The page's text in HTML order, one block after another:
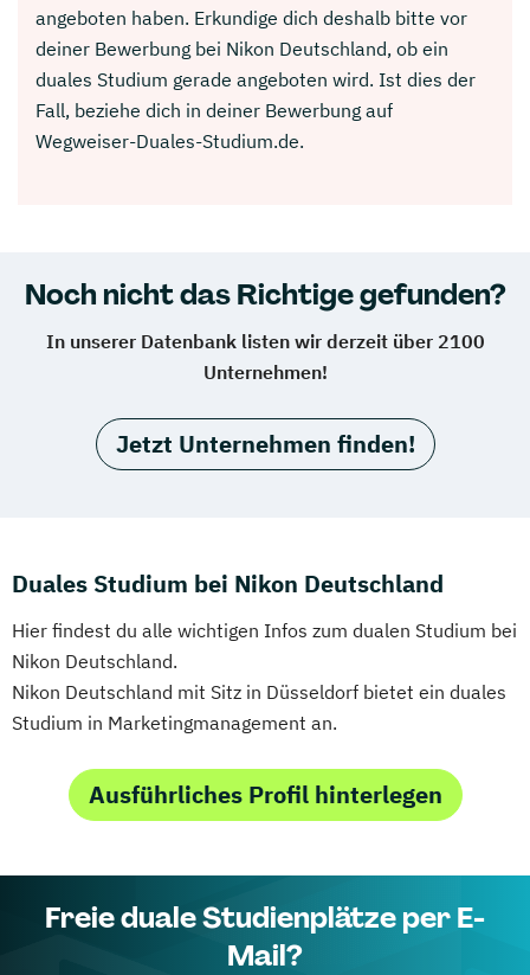
angeboten haben. Erkundige dich deshalb bitte vor
deiner Bewerbung bei Nikon Deutschland, ob ein
duales Studium gerade angeboten wird. Ist dies der
Fall, beziehe dich in deiner Bewerbung auf
Wegweiser-Duales-Studium.de.
Noch nicht das Richtige gefunden?
In unserer Datenbank listen wir derzeit über 2100
Unternehmen!
Jetzt Unternehmen finden!
Duales Studium bei Nikon Deutschland
Hier findest du alle wichtigen Infos zum dualen Studium bei
Nikon Deutschland.
Nikon Deutschland mit Sitz in Düsseldorf bietet ein duales
Studium in Marketingmanagement an.
Ausführliches Profil hinterlegen
Freie duale Studienplätze per E-
Mail?